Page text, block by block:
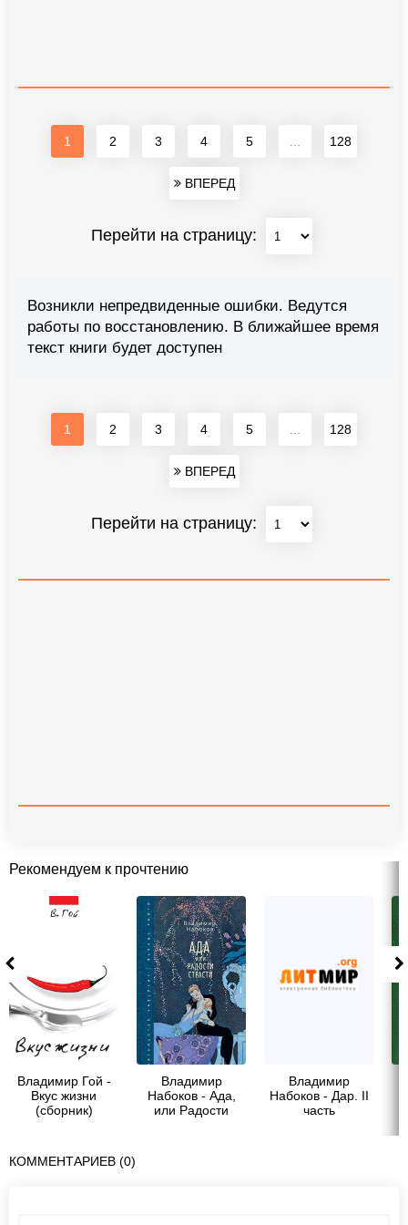
1 2 3 4 5 128
ВПЕРЕД
Перейти на страницу:
Возникли непредвиденные ошибки. Ведутся
работы по восстановлению. В ближайшее время
текст книги будет доступен
1 2 3 4 5 128
ВПЕРЕД
Перейти на страницу:
Рекомендуем к прочтению
Владимир Гой -
Вкус жизни
(сборник)
Владимир
Набоков - Ада,
или Радости
Владимир
Набоков - Дар. II
часть
КОММЕНТАРИЕВ (0)